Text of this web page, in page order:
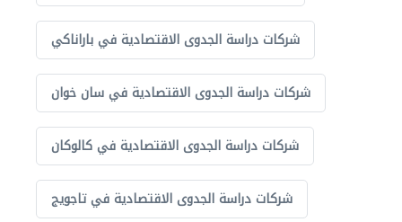
شركات دراسة الجدوى الاقتصادية في باراناكي
شركات دراسة الجدوى الاقتصادية في سان خوان
شركات دراسة الجدوى الاقتصادية في كالوكان
شركات دراسة الجدوى الاقتصادية في تاجويج